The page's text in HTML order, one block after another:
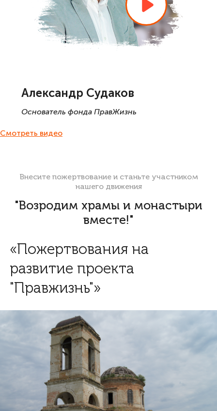
Александр Судаков
Основатель фонда ПравЖизнь
Смотреть видео
Внесите пожертвование и станьте участником
нашего движения
"Возродим храмы и монастыри
вместе!"
«Пожертвования на
развитие проекта
"Правжизнь"»